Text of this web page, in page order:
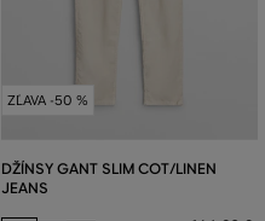
ZĽAVA -50 %
DŽÍNSY GANT SLIM COT/LINEN
JEANS